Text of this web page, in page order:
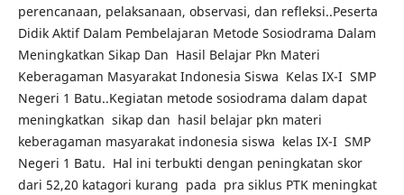
perencanaan, pelaksanaan, observasi, dan refleksi..Peserta
Didik Aktif Dalam Pembelajaran Metode Sosiodrama Dalam
Meningkatkan Sikap Dan Hasil Belajar Pkn Materi
Keberagaman Masyarakat Indonesia Siswa Kelas IX-I SMP
Negeri 1 Batu..Kegiatan metode sosiodrama dalam dapat
meningkatkan sikap dan hasil belajar pkn materi
keberagaman masyarakat indonesia siswa kelas IX-I SMP
Negeri 1 Batu. Hal ini terbukti dengan peningkatan skor
dari 52,20 katagori kurang pada pra siklus PTK meningkat